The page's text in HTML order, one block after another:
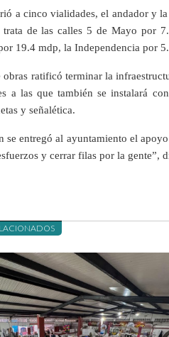
a cinco vialidades, el andador y
de las calles 5 de Mayo por
19.4 mdp, la Independencia por
obras ratificó terminar la
a las que también se instalará
y señalética.
se entregó al ayuntamiento el
y cerrar filas por la gente”,